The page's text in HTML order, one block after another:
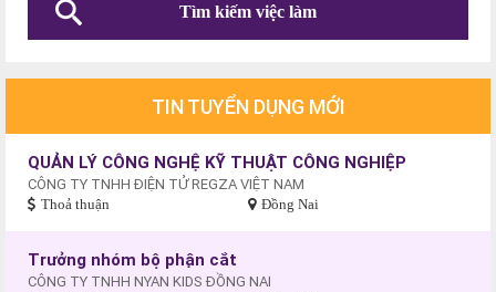
TIN TUYỂN DỤNG MỚI
QUẢN LÝ CÔNG NGHỆ KỸ THUẬT CÔNG NGHIỆP
CÔNG TY TNHH ĐIỆN TỬ REGZA VIỆT NAM
Thoả thuận Đồng Nai
Trưởng nhóm bộ phận cắt
CÔNG TY TNHH NYAN KIDS ĐỒNG NAI